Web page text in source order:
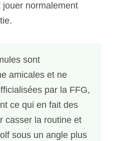
normalement
sont
amicales et ne
par la FFG,
ce qui en fait des
casser la routine et
sous un angle plus